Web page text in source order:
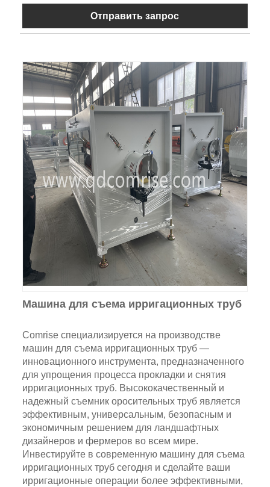
Отправить запрос
Машина для съема ирригационных труб
Comrise специализируется на производстве
машин для съема ирригационных труб —
инновационного инструмента, предназначенного
для упрощения процесса прокладки и снятия
ирригационных труб. Высококачественный и
надежный съемник оросительных труб является
эффективным, универсальным, безопасным и
экономичным решением для ландшафтных
дизайнеров и фермеров во всем мире.
Инвестируйте в современную машину для съема
ирригационных труб сегодня и сделайте ваши
ирригационные операции более эффективными,